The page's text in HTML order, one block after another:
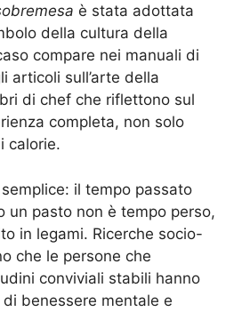
è stata adottata
della cultura della
compare nei manuali di
articoli sull’arte della
di chef che riflettono sul
completa, non solo
calorie.
il tempo passato
un pasto non è tempo perso,
in legami. Ricerche socio-
che le persone che
conviviali stabili hanno
benessere mentale e